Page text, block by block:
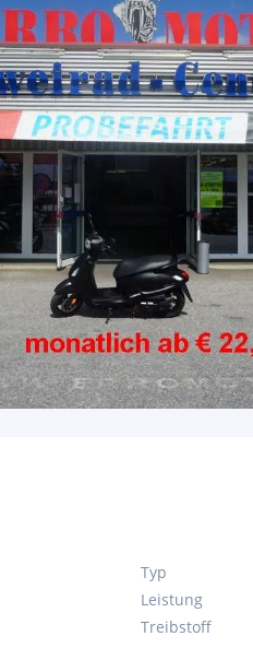
Typ
Leistung
Treibstoff